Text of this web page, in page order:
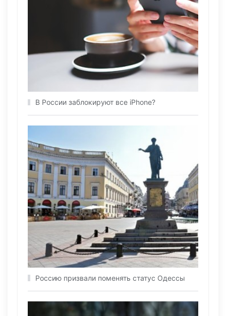
В России заблокируют все iPhone?
Россию призвали поменять статус Одессы